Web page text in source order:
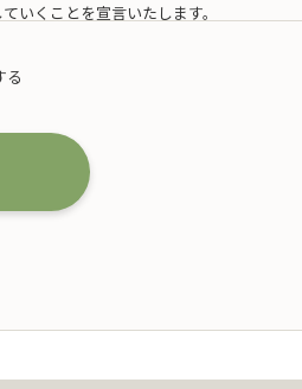
いくことを宣言いたします。
る